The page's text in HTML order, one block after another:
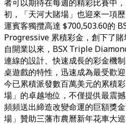
者可以期待在每週的精彩比賽中
初，「天河大賭場」也迎來一項
運賓客獨攬高達 $700,503.60的
Progressive 累積彩金，創下了賭
自開業以來，BSX Triple
連線的設計、快速成長的彩金機
桌遊戲的特性，迅速成為最受歡
今已累積派發數百萬美元的累積
場」的卓越地位，不僅提供最震
頻頻送出締造改變命運的巨額獎
場」贊助三藩市農曆新年花車大